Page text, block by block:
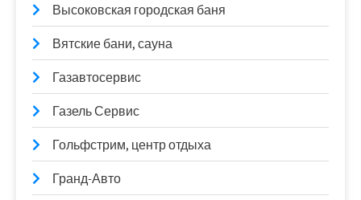
Высоковская городская баня
Вятские бани, сауна
Газавтосервис
Газель Сервис
Гольфстрим, центр отдыха
Гранд-Авто